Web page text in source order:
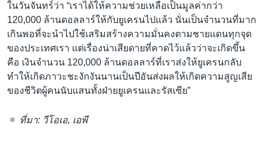
ในวันจันทร์ว่า “เราได้ให้ความช่วยเหลือเป็นมูลค่ากว่า
120,000 ล้านดอลลาร์ให้กับยูเครนไปแล้ว นั่นเป็นจำนวนที่มาก
เกินพอที่จะนำไปใช้เสริมสร้างความมั่นคงตามชายแดนทุกจุด
ของประเทศเรา แต่เรื่องน่าเสียดายที่คาดไว้แล้วว่าจะเกิดขึ้น
คือ เงินจำนวน 120,000 ล้านดอลลาร์ที่เราส่งให้ยูเครนกลับ
ทำให้เกิดภาวะชะงักงันนานเป็นปีอันส่งผลให้เกิดความสูญเสีย
ของชีวิตผู้คนนับแสนทั้งฝ่ายยูเครนและรัสเซีย”
ที่มา: วีโอเอ, เอพี